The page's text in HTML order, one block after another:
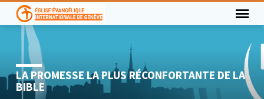
LA PROMESSE LA PLUS RÉCONFORTANTE DE LA
BIBLE